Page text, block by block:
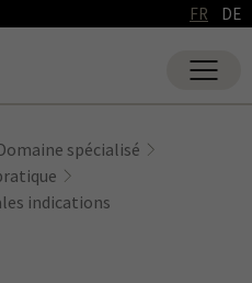
FR DE
spécialisé
indications